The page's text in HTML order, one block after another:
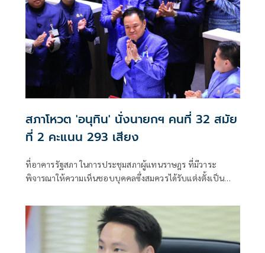
สภาโหวต 'อนุทิน' นั่งนายกฯ คนที่ 32 สมัย
ที่ 2 คะแนน 293 เสียง
ที่อาคารรัฐสภา ในการประชุมสภาผู้แทนราษฎร ที่มีวาระ
พิจารณาให้ความเห็นชอบบุคคลซึ่งสมควรได้รับแต่งตั้งเป็น